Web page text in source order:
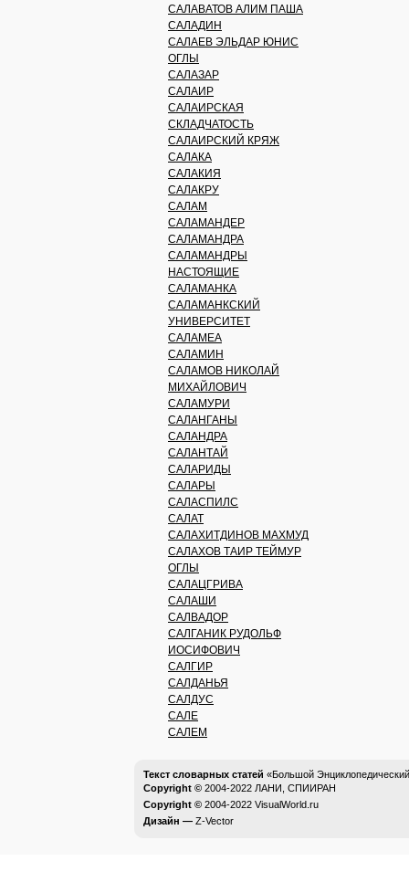
САЛАВАТОВ АЛИМ ПАША
САЛАДИН
САЛАЕВ ЭЛЬДАР ЮНИС
ОГЛЫ
САЛАЗАР
САЛАИР
САЛАИРСКАЯ
СКЛАДЧАТОСТЬ
САЛАИРСКИЙ КРЯЖ
САЛАКА
САЛАКИЯ
САЛАКРУ
САЛАМ
САЛАМАНДЕР
САЛАМАНДРА
САЛАМАНДРЫ
НАСТОЯЩИЕ
САЛАМАНКА
САЛАМАНКСКИЙ
УНИВЕРСИТЕТ
САЛАМЕА
САЛАМИН
САЛАМОВ НИКОЛАЙ
МИХАЙЛОВИЧ
САЛАМУРИ
САЛАНГАНЫ
САЛАНДРА
САЛАНТАЙ
САЛАРИДЫ
САЛАРЫ
САЛАСПИЛС
САЛАТ
САЛАХИТДИНОВ МАХМУД
САЛАХОВ ТАИР ТЕЙМУР
ОГЛЫ
САЛАЦГРИВА
САЛАШИ
САЛВАДОР
САЛГАНИК РУДОЛЬФ
ИОСИФОВИЧ
САЛГИР
САЛДАНЬЯ
САЛДУС
САЛЕ
САЛЕМ
Текст словарных статей «Большой
Copyright © 2004-2022 ЛАНИ, СПИИРАН
Copyright © 2004-2022 VisualWorld.ru
Дизайн — Z-Vector